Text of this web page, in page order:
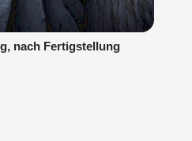
nach Fertigstellung